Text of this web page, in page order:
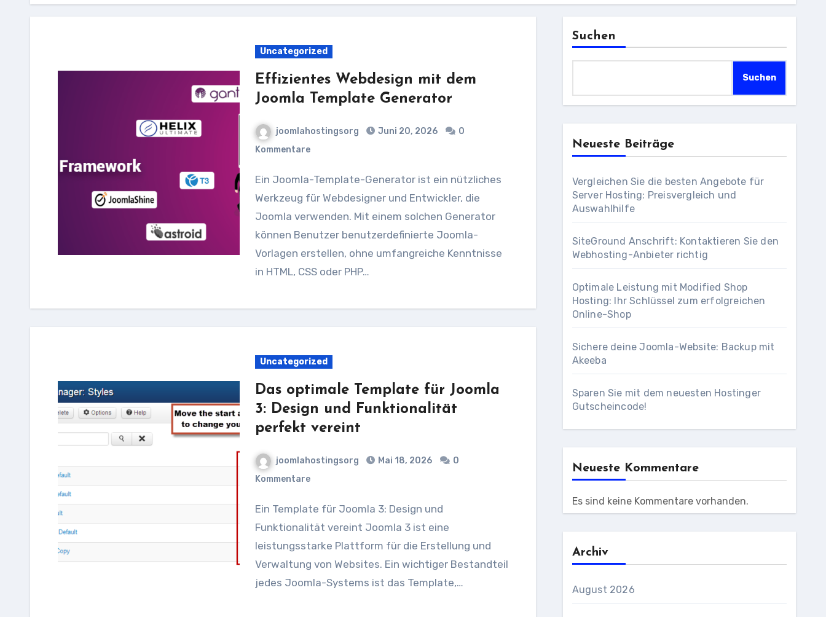
Uncategorized
Effizientes Webdesign mit dem
Joomla Template Generator
joomlahostingsorg Juni 20, 2026
0
Kommentare
Ein Joomla-Template-Generator ist ein nützliches
Werkzeug für Webdesigner und Entwickler, die
Joomla verwenden. Mit einem solchen Generator
können Benutzer benutzerdefinierte Joomla-
Vorlagen erstellen, ohne umfangreiche Kenntnisse
in HTML, CSS oder PHP…
Uncategorized
Das optimale Template für Joomla
3: Design und Funktionalität
perfekt vereint
joomlahostingsorg Mai 18, 2026
0
Kommentare
Ein Template für Joomla 3: Design und
Funktionalität vereint Joomla 3 ist eine
leistungsstarke Plattform für die Erstellung und
Verwaltung von Websites. Ein wichtiger Bestandteil
jedes Joomla-Systems ist das Template,…
Suchen
Suchen
Neueste Beiträge
Vergleichen Sie die besten Angebote für
Server Hosting: Preisvergleich und
Auswahlhilfe
SiteGround Anschrift: Kontaktieren Sie den
Webhosting-Anbieter richtig
Optimale Leistung mit Modified Shop
Hosting: Ihr Schlüssel zum erfolgreichen
Online-Shop
Sichere deine Joomla-Website: Backup mit
Akeeba
Sparen Sie mit dem neuesten Hostinger
Gutscheincode!
Neueste Kommentare
Es sind keine Kommentare vorhanden.
Archiv
August 2026